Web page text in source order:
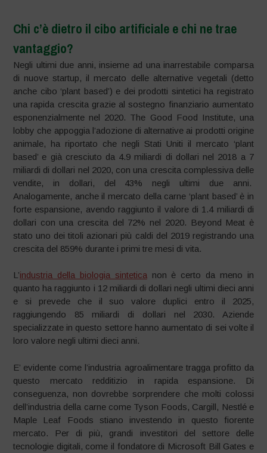
Chi c’è dietro il cibo artificiale e chi ne trae
vantaggio?
Negli ultimi due anni, insieme ad una inarrestabile comparsa
di nuove startup, il mercato delle alternative vegetali (detto
anche cibo ‘plant based’) e dei prodotti sintetici ha registrato
una rapida crescita grazie al sostegno finanziario aumentato
esponenzialmente nel 2020. The Good Food Institute, una
lobby che appoggia l’adozione di alternative ai prodotti origine
animale, ha riportato che negli Stati Uniti il mercato ‘plant
based’ e già cresciuto da 4.9 miliardi di dollari nel 2018 a 7
miliardi di dollari nel 2020, con una crescita complessiva delle
vendite, in dollari, del 43% negli ultimi due anni.
Analogamente, anche il mercato della carne ‘plant based’ è in
forte espansione, avendo raggiunto il valore di 1.4 miliardi di
dollari con una crescita del 72% nel 2020. Beyond Meat è
stato uno dei titoli azionari più caldi del 2019 registrando una
crescita del 859% durante i primi tre mesi di vita.
L’industria della biologia sintetica non è certo da meno in
quanto ha raggiunto i 12 miliardi di dollari negli ultimi dieci anni
e si prevede che il suo valore duplici entro il 2025,
raggiungendo 85 miliardi di dollari nel 2030. Aziende
specializzate in questo settore hanno aumentato di sei volte il
loro valore negli ultimi dieci anni.
E’ evidente come l’industria agroalimentare tragga profitto da
questo mercato redditizio in rapida espansione. Di
conseguenza, non dovrebbe sorprendere che molti colossi
dell’industria della carne come Tyson Foods, Cargill, Nestlé e
Maple Leaf Foods stiano investendo in questo fiorente
mercato. Per di più, grandi investitori del settore delle
tecnologie digitali, come il fondatore di Microsoft Bill Gates e